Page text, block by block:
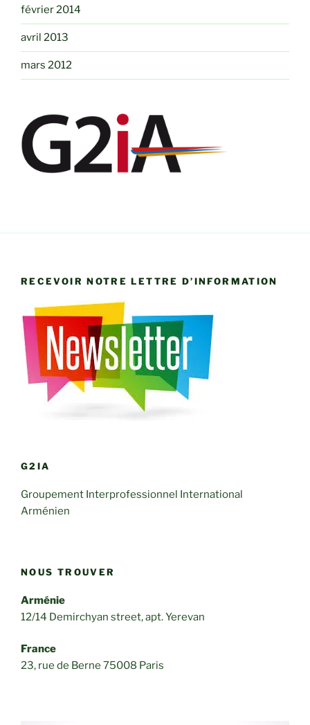
février 2014
avril 2013
mars 2012
RECEVOIR NOTRE LETTRE D’INFORMATION
G2IA
Groupement Interprofessionnel International
Arménien
NOUS TROUVER
Arménie
12/14 Demirchyan street, apt. Yerevan
France
23, rue de Berne 75008 Paris